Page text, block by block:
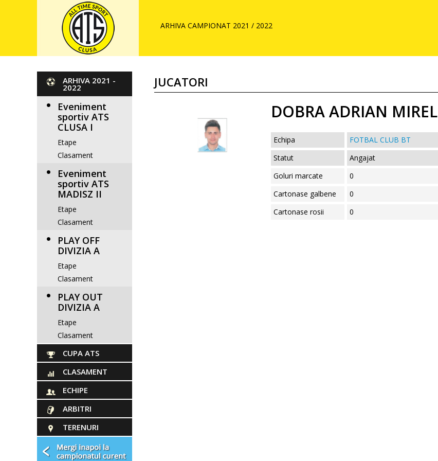
ARHIVA CAMPIONAT 2021 / 2022
ARHIVA 2021 -
2022
Eveniment
sportiv ATS
CLUSA I
Etape
Clasament
Eveniment
sportiv ATS
MADISZ II
Etape
Clasament
PLAY OFF
DIVIZIA A
Etape
Clasament
PLAY OUT
DIVIZIA A
Etape
Clasament
CUPA ATS
CLASAMENT
ECHIPE
ARBITRI
TERENURI
JUCATORI
DOBRA ADRIAN MIREL
Echipa
FOTBAL CLUB BT
Statut
Angajat
Goluri marcate
0
Cartonase galbene
0
Cartonase rosii
0